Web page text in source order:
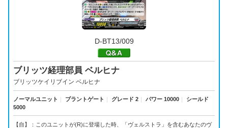
D-BT13/009
ブリッツ経理部員 ベルヒナ
ブリッツケイリブイン ベルヒナ
ノーマルユニット ｜ ブラントゲート ｜ グレード 2 ｜ パワー 10000 ｜
シールド
5000
【自】：このユニットが(R)に登場した時、「ヴェルストラ」を含むあなたのヴ